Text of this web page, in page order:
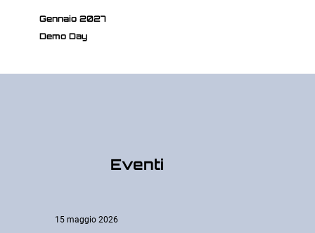
Gennaio 2027
Demo Day
Eventi
15 maggio 2026